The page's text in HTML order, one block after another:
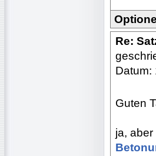
Re:
Datum:
Guten
ja, aber